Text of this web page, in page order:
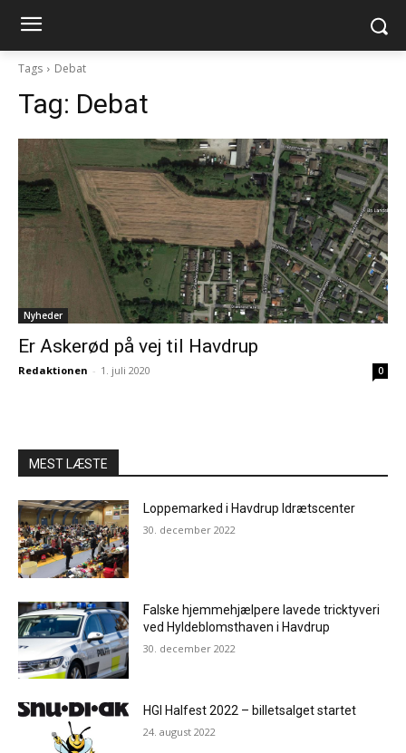
Tags Debat
Tag: Debat
Nyheder
Er Askerød på vej til Havdrup
Redaktionen - 1. juli 2020 0
MEST LÆSTE
Loppemarked i Havdrup Idrætscenter
30. december 2022
Falske hjemmehjælpere lavede tricktyveri
ved Hyldeblomsthaven i Havdrup
30. december 2022
HGI Halfest 2022 – billetsalget startet
24. august 2022